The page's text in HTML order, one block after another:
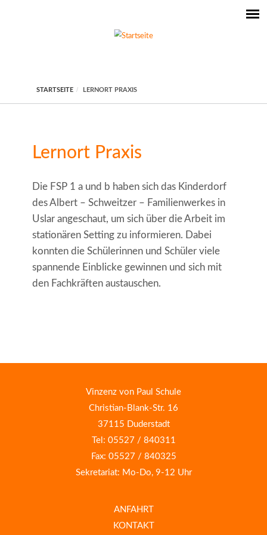
STARTSEITE LERNORT PRAXIS
Lernort Praxis
Die FSP 1 a und b haben sich das Kinderdorf
des Albert – Schweitzer – Familienwerkes in
Uslar angeschaut, um sich über die Arbeit im
stationären Setting zu informieren. Dabei
konnten die Schülerinnen und Schüler viele
spannende Einblicke gewinnen und sich mit
den Fachkräften austauschen.
Vinzenz von Paul Schule
Christian-Blank-Str. 16
37115 Duderstadt
Tel: 05527 / 840311
Fax: 05527 / 840325
Sekretariat: Mo-Do, 9-12 Uhr
ANFAHRT
KONTAKT